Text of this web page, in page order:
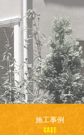
施工事例
CASE